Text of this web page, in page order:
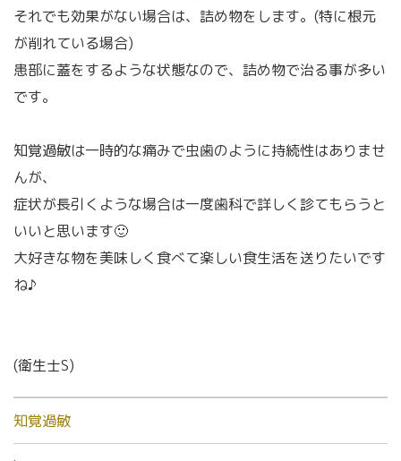
それでも効果がない場合は、詰め物をします。(特に根元
が削れている場合)
患部に蓋をするような状態なので、詰め物で治る事が多い
です。
知覚過敏は一時的な痛みで虫歯のように持続性はありませ
んが、
症状が長引くような場合は一度歯科で詳しく診てもらうと
いいと思います🙂
大好きな物を美味しく食べて楽しい食生活を送りたいです
ね♪
(衛生士S)
知覚過敏